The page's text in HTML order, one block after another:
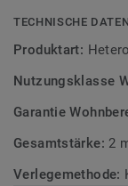
Zirkulär gedacht
recycelbar.
weist sehr
anerkannten
TECHNISCHE DATEN
Produktart:
Nutzungsklasse
Garantie
Gesamtstärke: 2
Verlegemethode: